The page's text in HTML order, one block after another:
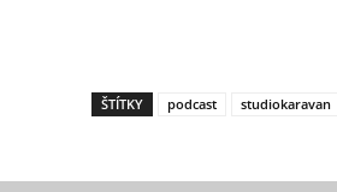
ŠTÍTKY podcast studiokaravan